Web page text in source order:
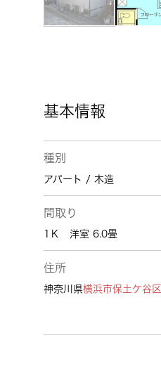
基本情報
種別
アパート / 木造
間取り
1Ｋ 洋室 6.0畳
住所
神奈川県横浜市保土ケ谷区